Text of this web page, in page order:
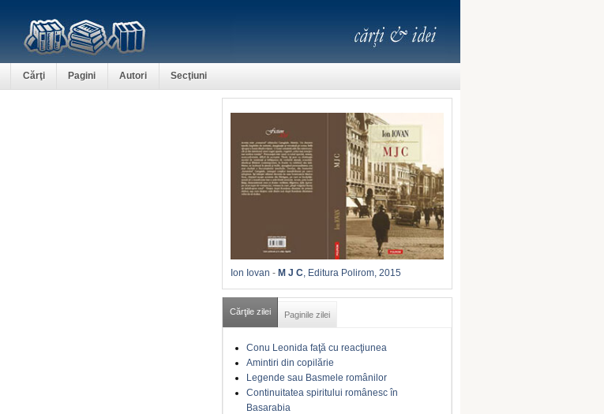
Cărţi Pagini Autori Secţiuni
Ion Iovan - M J C, Editura Polirom, 2015
Cărţile zilei Paginile zilei
Conu Leonida faţă cu reacţiunea
Amintiri din copilărie
Legende sau Basmele românilor
Continuitatea spiritului românesc în
Basarabia